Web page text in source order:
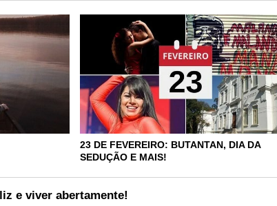
23 DE FEVEREIRO: BUTANTAN, DIA DA
SEDUÇÃO E MAIS!
e viver abertamente!